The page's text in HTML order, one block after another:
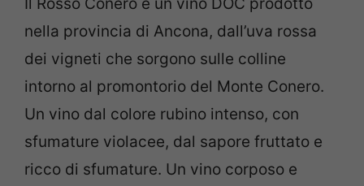
nella provincia di Ancona, dall’uva rossa
dei vigneti che sorgono sulle colline
intorno al promontorio del Monte Conero.
Un vino dal colore rubino intenso, con
sfumature violacee, dal sapore fruttato e
ricco di sfumature. Un vino corposo e